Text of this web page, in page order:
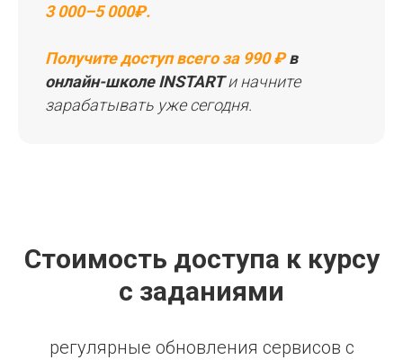
3 000–5 000₽.
Получите доступ всего за 990 ₽в
онлайн-школе INSTARTи начните
зарабатывать уже сегодня.
Стоимость доступа к курсу
с заданиями
регулярные обновления сервисов с